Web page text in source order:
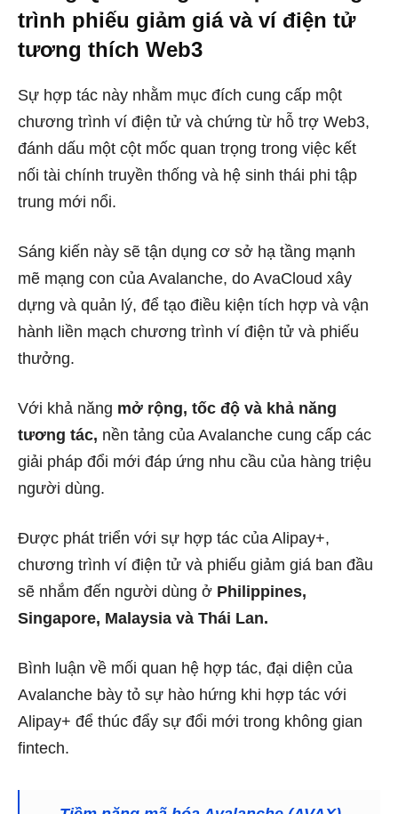
trình phiếu giảm giá và ví điện tử
tương thích Web3
Sự hợp tác này nhằm mục đích cung cấp một
chương trình ví điện tử và chứng từ hỗ trợ Web3,
đánh dấu một cột mốc quan trọng trong việc kết
nối tài chính truyền thống và hệ sinh thái phi tập
trung mới nổi.
Sáng kiến ​​này sẽ tận dụng cơ sở hạ tầng mạnh
mẽ mạng con của Avalanche, do AvaCloud xây
dựng và quản lý, để tạo điều kiện tích hợp và vận
hành liền mạch chương trình ví điện tử và phiếu
thưởng.
Với khả năng mở rộng, tốc độ và khả năng
tương tác, nền tảng của Avalanche cung cấp các
giải pháp đổi mới đáp ứng nhu cầu của hàng triệu
người dùng.
Được phát triển với sự hợp tác của Alipay+,
chương trình ví điện tử và phiếu giảm giá ban đầu
sẽ nhắm đến người dùng ở Philippines,
Singapore, Malaysia và Thái Lan.
Bình luận về mối quan hệ hợp tác, đại diện của
Avalanche bày tỏ sự hào hứng khi hợp tác với
Alipay+ để thúc đẩy sự đổi mới trong không gian
fintech.